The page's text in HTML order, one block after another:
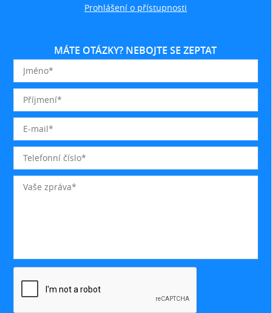
Prohlášení o přístupnosti
MÁTE OTÁZKY? NEBOJTE SE ZEPTAT